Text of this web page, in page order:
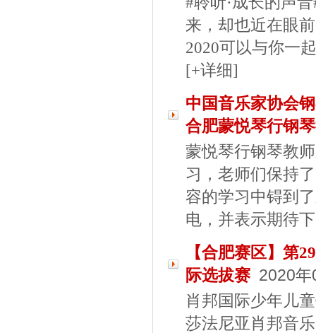
来，却也近在眼
2020可以与你一
[+详细]
中国音乐家协会
合肥蒙悦琴行钢
蒙悦琴行钢琴教
习，老师们保持
容的学习中锝到
电，并表示期待
【合肥赛区】第
际选拔赛 2020
肖邦国际少年儿
莎法尼亚肖邦音